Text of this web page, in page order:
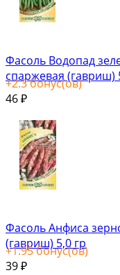
Фасоль Водопад
спаржевая (гавриш)
+2.3бонус(ов)
46 ₽
Фасоль Анфиса
(гавриш) 5,0 гр
+1.95бонус(ов)
39 ₽